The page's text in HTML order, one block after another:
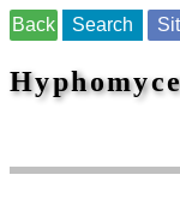
Back Search